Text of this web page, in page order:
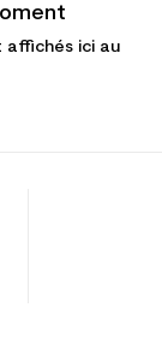
affichés ici au